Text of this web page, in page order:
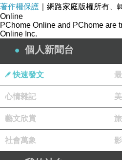
著作權保護 ｜網路家庭版權所有、
Online
PChome Online and PChome are
Online Inc.
個人新聞台
快速發文
心情雜記
藝文欣賞
社會萬象